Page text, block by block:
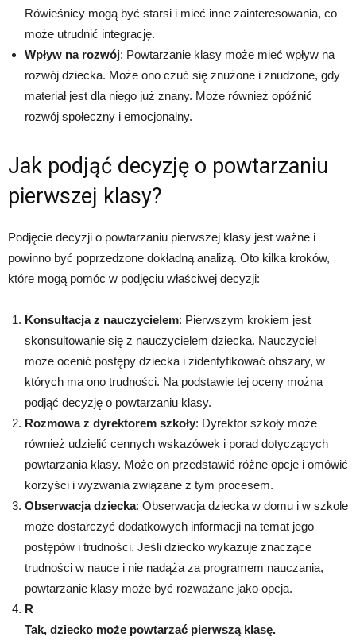
Rówieśnicy mogą być starsi i mieć inne zainteresowania, co
może utrudnić integrację.
Wpływ na rozwój: Powtarzanie klasy może mieć wpływ na
rozwój dziecka. Może ono czuć się znużone i znudzone, gdy
materiał jest dla niego już znany. Może również opóźnić
rozwój społeczny i emocjonalny.
Jak podjąć decyzję o powtarzaniu
pierwszej klasy?
Podjęcie decyzji o powtarzaniu pierwszej klasy jest ważne i
powinno być poprzedzone dokładną analizą. Oto kilka kroków,
które mogą pomóc w podjęciu właściwej decyzji:
Konsultacja z nauczycielem: Pierwszym krokiem jest
skonsultowanie się z nauczycielem dziecka. Nauczyciel
może ocenić postępy dziecka i zidentyfikować obszary, w
których ma ono trudności. Na podstawie tej oceny można
podjąć decyzję o powtarzaniu klasy.
Rozmowa z dyrektorem szkoły: Dyrektor szkoły może
również udzielić cennych wskazówek i porad dotyczących
powtarzania klasy. Może on przedstawić różne opcje i omówić
korzyści i wyzwania związane z tym procesem.
Obserwacja dziecka: Obserwacja dziecka w domu i w szkole
może dostarczyć dodatkowych informacji na temat jego
postępów i trudności. Jeśli dziecko wykazuje znaczące
trudności w nauce i nie nadąża za programem nauczania,
powtarzanie klasy może być rozważane jako opcja.
R
Tak, dziecko może powtarzać pierwszą klasę.